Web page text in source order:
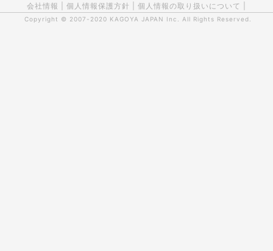
会社情報 個人情報保護方針 個人情報の取り扱いについて
Copyright © 2007-2020 KAGOYA JAPAN Inc. All Rights Reserved.